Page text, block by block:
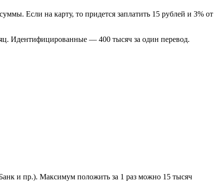
Если на карту, то придется заплатить 15 рублей и 3% от
Идентифицированные — 400 тысяч за один перевод.
и пр.). Максимум положить за 1 раз можно 15 тысяч